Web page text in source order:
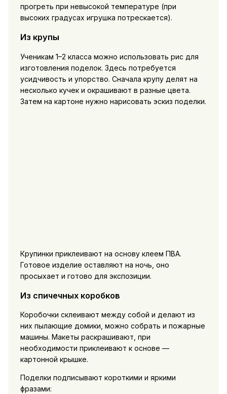
прогреть при невысокой температуре (при
высоких градусах игрушка потрескается).
Из крупы
Ученикам 1–2 класса можно использовать рис для
изготовления поделок. Здесь потребуется
усидчивость и упорство. Сначала крупу делят на
несколько кучек и окрашивают в разные цвета.
Затем на картоне нужно нарисовать эскиз поделки.
Крупинки приклеивают на основу клеем ПВА.
Готовое изделие оставляют на ночь, оно
просыхает и готово для экспозиции.
Из спичечных коробков
Коробочки склеивают между собой и делают из
них пылающие домики, можно собрать и пожарные
машины. Макеты раскрашивают, при
необходимости приклеивают к основе —
картонной крышке.
Поделки подписывают короткими и яркими
фразами: